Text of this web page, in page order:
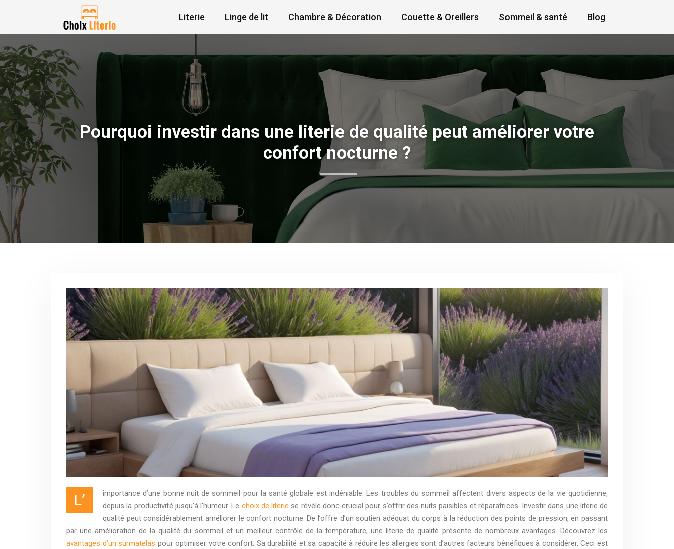
Literie Linge de lit Chambre & Décoration Couette & Oreillers Sommeil & santé Blog
Pourquoi investir dans une literie de qualité peut améliorer votre
confort nocturne ?
L’
importance d’une bonne nuit de sommeil pour la santé globale est indéniable. Les troubles du sommeil affectent divers aspects de la vie quotidienne,
depuis la productivité jusqu’à l’humeur. Le choix de literie se révèle donc crucial pour s’offrir des nuits paisibles et réparatrices. Investir dans une literie de
qualité peut considérablement améliorer le confort nocturne. De l’offre d’un soutien adéquat du corps à la réduction des points de pression, en passant
par une amélioration de la qualité du sommeil et un meilleur contrôle de la température, une literie de qualité présente de nombreux avantages. Découvrez les
avantages d’un surmatelas pour optimiser votre confort. Sa durabilité et sa capacité à réduire les allergies sont d’autres facteurs bénéfiques à considérer. Ceci est